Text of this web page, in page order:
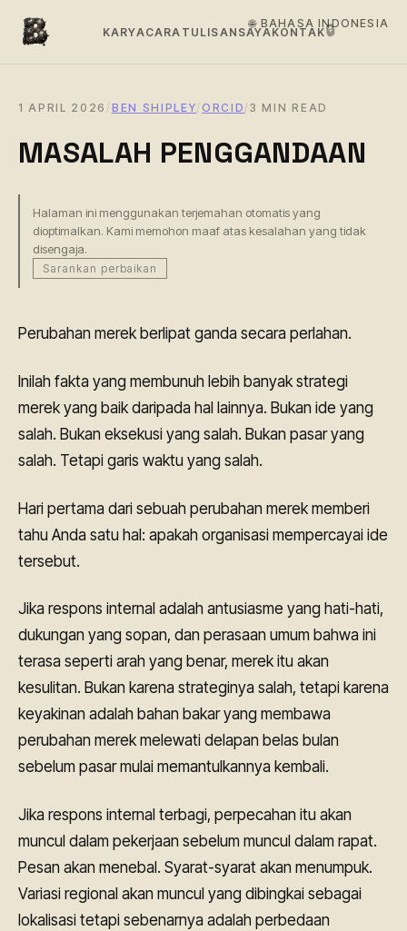
KARYACARA TULISAN SAYAKONTAK🔒
1 APRIL 2026 / BEN SHIPLEY/ ORCID /3 MIN READ
MASALAH PENGGANDAAN
Halaman ini menggunakan terjemahan otomatis yang
dioptimalkan. Kami memohon maaf atas kesalahan yang tidak
disengaja.
Sarankan perbaikan
Perubahan merek berlipat ganda secara perlahan.
Inilah fakta yang membunuh lebih banyak strategi
merek yang baik daripada hal lainnya. Bukan ide yang
salah. Bukan eksekusi yang salah. Bukan pasar yang
salah. Tetapi garis waktu yang salah.
Hari pertama dari sebuah perubahan merek memberi
tahu Anda satu hal: apakah organisasi mempercayai ide
tersebut.
Jika respons internal adalah antusiasme yang hati-hati,
dukungan yang sopan, dan perasaan umum bahwa ini
terasa seperti arah yang benar, merek itu akan
kesulitan. Bukan karena strateginya salah, tetapi karena
keyakinan adalah bahan bakar yang membawa
perubahan merek melewati delapan belas bulan
sebelum pasar mulai memantulkannya kembali.
Jika respons internal terbagi, perpecahan itu akan
muncul dalam pekerjaan sebelum muncul dalam rapat.
Pesan akan menebal. Syarat-syarat akan menumpuk.
Variasi regional akan muncul yang dibingkai sebagai
lokalisasi tetapi sebenarnya adalah perbedaan
🌐 BAHASA INDONESIA